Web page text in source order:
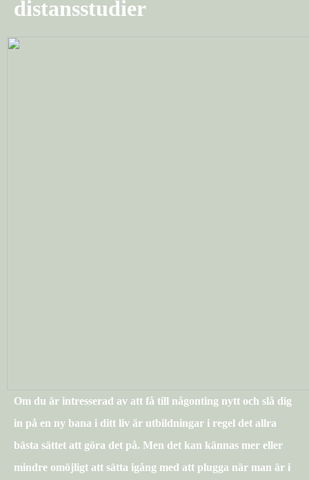
distansstudier
Om du är intresserad av att få till någonting nytt och slå dig
in på en ny bana i ditt liv är utbildningar i regel det allra
bästa sättet att göra det på. Men det kan kännas mer eller
mindre omöjligt att sätta igång med att plugga när man är i